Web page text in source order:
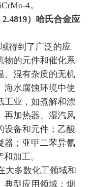
4。
2.4819）哈氏合金应
得到了广泛的应
物的元件和催化系
、混有杂质的无机
海水腐蚀环境中使
工业，如煮解和漂
再加热器、湿汽风
设备和元件；乙酸
器；亚甲二苯异氰
加工。
大多数化工领域和
典型应用领域：烟